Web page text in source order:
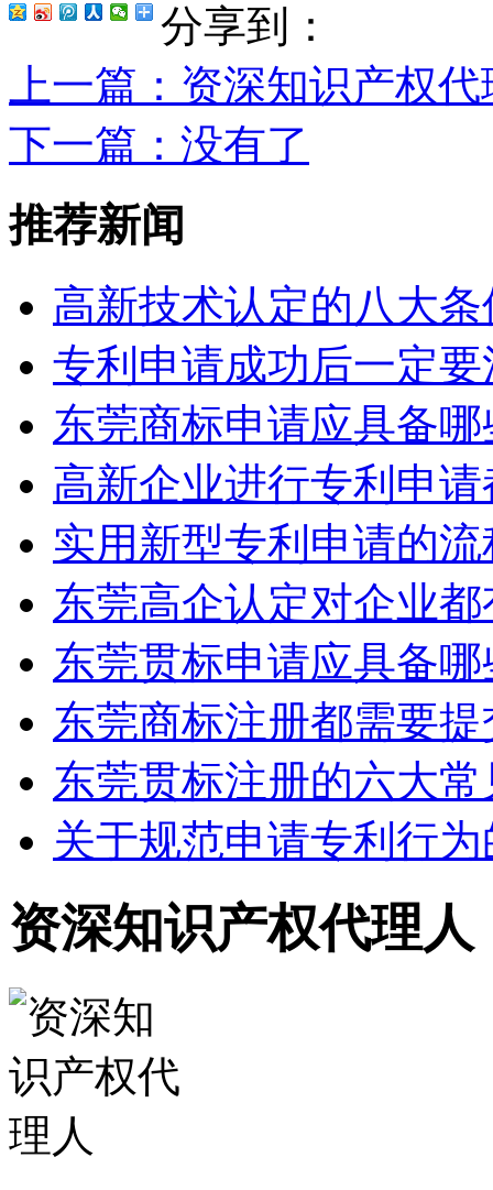
分享到：
上一篇 ：资深知识产权
下一篇 ：没有了
推荐新闻
高新技术认定的八大
专利申请成功后一定
东莞商标申请应具备
高新企业进行专利申
实用新型专利申请的
东莞高企认定对企业
东莞贯标申请应具备
东莞商标注册都需要
东莞贯标注册的六大
关于规范申请专利行
资深知识产权代理人